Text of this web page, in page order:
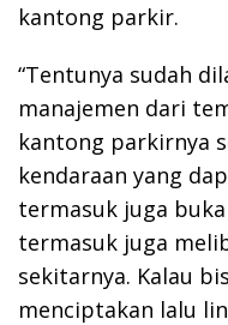
kantong parkir.
“Tentunya sudah
manajemen dari
kantong parkirnya
kendaraan yang
termasuk juga
termasuk juga
sekitarnya. Kalau
menciptakan lalu